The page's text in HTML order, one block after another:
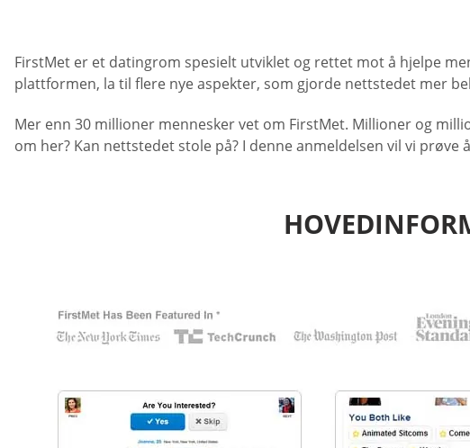
FirstMet er et datingrom spesielt utviklet og rettet mot å hjelpe
plattformen, la til flere nye aspekter, som gjorde nettstedet mer
Mer enn 30 millioner mennesker vet om FirstMet. Millioner og
om her? Kan nettstedet stole på? I denne anmeldelsen vil vi